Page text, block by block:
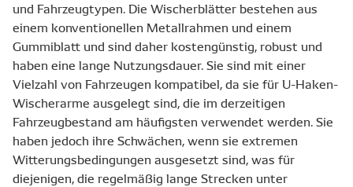
und Fahrzeugtypen. Die Wischerblätter bestehen aus
einem konventionellen Metallrahmen und einem
Gummiblatt und sind daher kostengünstig, robust und
haben eine lange Nutzungsdauer. Sie sind mit einer
Vielzahl von Fahrzeugen kompatibel, da sie für U-Haken-
Wischerarme ausgelegt sind, die im derzeitigen
Fahrzeugbestand am häufigsten verwendet werden. Sie
haben jedoch ihre Schwächen, wenn sie extremen
Witterungsbedingungen ausgesetzt sind, was für
diejenigen, die regelmäßig lange Strecken unter